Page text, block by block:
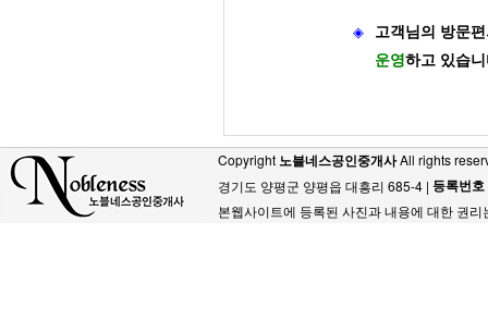
◈
고객님의 방문
운영하고 있습
Copyright 노블네스공인중개사All rights
경기도 양평군 양평읍 대흥리 685-4 | 등록번호
본웹사이트에 등록된 사진과 내용에 대한 권